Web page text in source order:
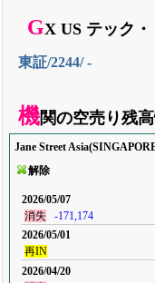
GX US テック
東証/2244/ -
機関の空売り残
Jane Street
解除
2026/05/07
消失
-171,174
2026/05/01
再IN
2026/04/20